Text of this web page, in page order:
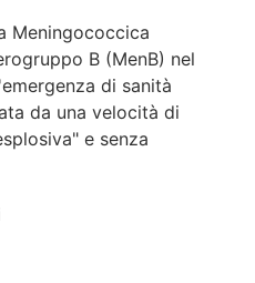
Meningococcica
B (MenB) nel
di sanità
da una velocità di
e senza